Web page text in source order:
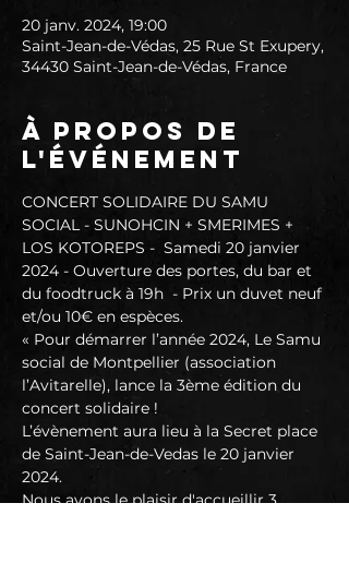
20 janv. 2024, 19:00
Saint-Jean-de-Védas, 25 Rue St Exupery,
34430 Saint-Jean-de-Védas, France
À propos de
l'événement
CONCERT SOLIDAIRE DU SAMU
SOCIAL - SUNOHCIN + SMERIMES +
LOS KOTOREPS -  Samedi 20 janvier
2024 - Ouverture des portes, du bar et
du foodtruck à 19h  - Prix un duvet neuf
et/ou 10€ en espèces.
« Pour démarrer l’année 2024, Le Samu
social de Montpellier (association
l’Avitarelle), lance la 3ème édition du
concert solidaire !
L’évènement aura lieu à la Secret place
de Saint-Jean-de-Vedas le 20 janvier
2024.
Nous avons le plaisir d'accueillir 3